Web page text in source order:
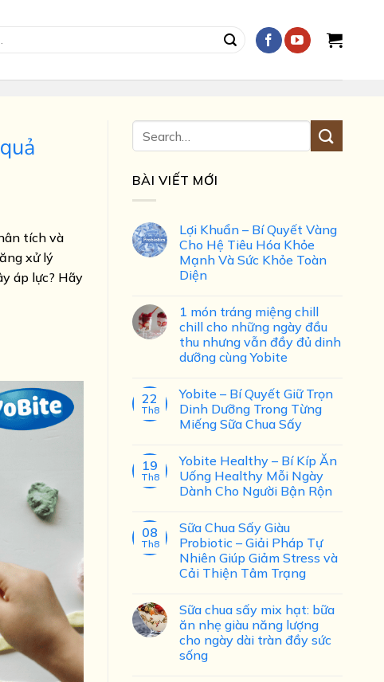
tích và
xử lý
áp lực? Hãy
BÀI VIẾT MỚI
Lợi Khuẩn – Bí Quyết Vàng
Cho Hệ Tiêu Hóa Khỏe
Mạnh Và Sức Khỏe Toàn
Diện
1 món tráng miệng chill
chill cho những ngày đầu
thu nhưng vẫn đầy đủ dinh
dưỡng cùng Yobite
22
Th8
Yobite – Bí Quyết Giữ Trọn
Dinh Dưỡng Trong Từng
Miếng Sữa Chua Sấy
19
Th8
Yobite Healthy – Bí Kíp Ăn
Uống Healthy Mỗi Ngày
Dành Cho Người Bận Rộn
08
Th8
Sữa Chua Sấy Giàu
Probiotic – Giải Pháp Tự
Nhiên Giúp Giảm Stress và
Cải Thiện Tâm Trạng
Sữa chua sấy mix hạt: bữa
ăn nhẹ giàu năng lượng
cho ngày dài tràn đầy sức
sống